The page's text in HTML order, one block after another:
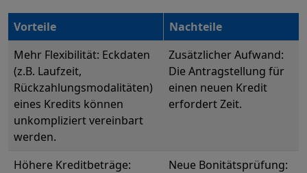
Vorteile
Nachteile
Mehr Flexibilität: Eckdaten
(z.B. Laufzeit,
Rückzahlungsmodalitäten)
eines Kredits können
unkompliziert vereinbart
werden.
Zusätzlicher Aufwand:
Die Antragstellung für
einen neuen Kredit
erfordert Zeit.
Höhere Kreditbeträge:
Neue Bonitätsprüfung: